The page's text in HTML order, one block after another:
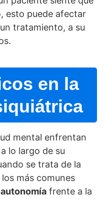
esto puede afectar
tratamiento, a su
en la
mental enfrentan
lo largo de su
se trata de la
más comunes
autonomí­a frente a la